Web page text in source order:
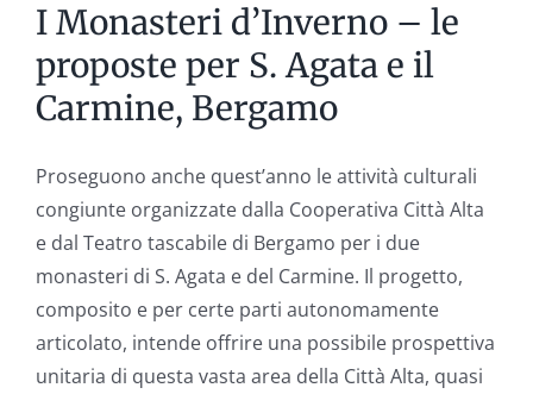
e
diavolo
nella
Simbolismo
I Monasteri d’Inverno – le
proposte per S. Agata e il
Carmine, Bergamo
Proseguono anche quest’anno le attività culturali
congiunte organizzate dalla Cooperativa Città Alta
e dal Teatro tascabile di Bergamo per i due
monasteri di S. Agata e del Carmine. Il progetto,
composito e per certe parti autonomamente
articolato, intende offrire una possibile prospettiva
unitaria di questa vasta area della Città Alta, quasi